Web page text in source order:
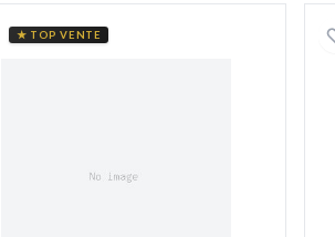
★ TOP VENTE